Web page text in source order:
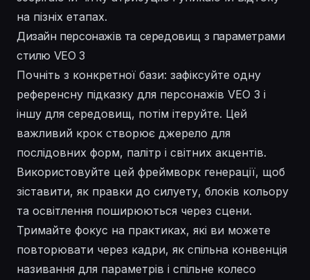
на пізніх етапах.
Дизайн персонажів та середовищ з параметрами
стилю VEO 3
Почніть з конкретної бази: зафіксуйте одну
референсну підказку для персонажів VEO 3 і
іншу для середовищ, потім ітеруйте. Цей
важливий крок створює джерело для
послідовних форм, палітр і світних акцентів.
Використовуйте цей фреймворк генерації, щоб
зіставити, як правки до силуету, блоків кольору
та освітлення поширюються через сцени.
Тримайте фокус на практиках, які ви можете
повторювати через кадри, як спільна конвенція
називання для параметрів і спільне колесо